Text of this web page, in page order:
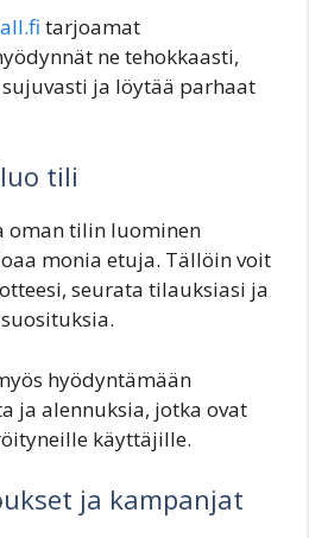
tarjoamat
ne tehokkaasti,
ja löytää parhaat
tili
oman tilin luominen
monia etuja. Tällöin voit
seurata tilauksiasi ja
hyödyntämään
ja alennuksia, jotka ovat
käyttäjille.
ja kampanjat